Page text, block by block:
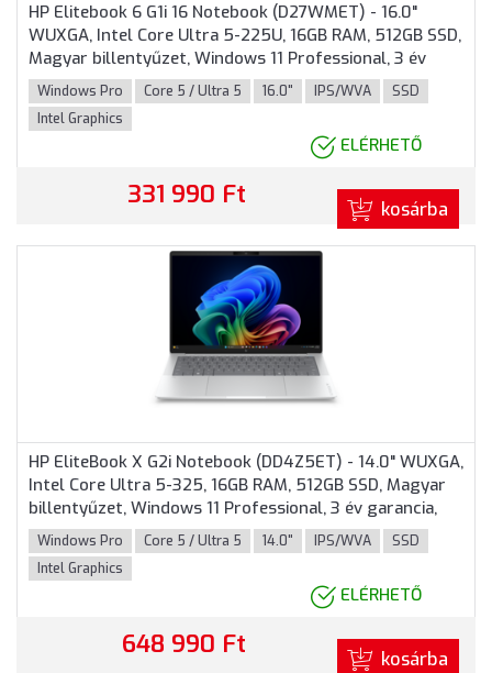
HP Elitebook 6 G1i 16 Notebook (D27WMET) - 16.0"
WUXGA, Intel Core Ultra 5-225U, 16GB RAM, 512GB SSD,
Magyar billentyűzet, Windows 11 Professional, 3 év
garancia, Ezüst színben
Windows Pro Core 5 / Ultra 5 16.0" IPS/WVA
SSD
Intel Graphics
ELÉRHETŐ
331 990 Ft kosárba
HP EliteBook X G2i Notebook (DD4Z5ET) - 14.0" WUXGA,
Intel Core Ultra 5-325, 16GB RAM, 512GB SSD, Magyar
billentyűzet, Windows 11 Professional, 3 év garancia,
Ezüst színben
Windows Pro Core 5 / Ultra 5 14.0" IPS/WVA
SSD
Intel Graphics
ELÉRHETŐ
648 990 Ft kosárba